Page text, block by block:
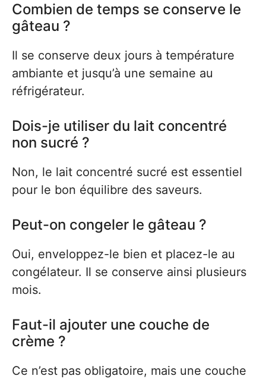
Combien de temps se conserve le
gâteau ?
Il se conserve deux jours à température
ambiante et jusqu’à une semaine au
réfrigérateur.
Dois-je utiliser du lait concentré
non sucré ?
Non, le lait concentré sucré est essentiel
pour le bon équilibre des saveurs.
Peut-on congeler le gâteau ?
Oui, enveloppez-le bien et placez-le au
congélateur. Il se conserve ainsi plusieurs
mois.
Faut-il ajouter une couche de
crème ?
Ce n’est pas obligatoire, mais une couche